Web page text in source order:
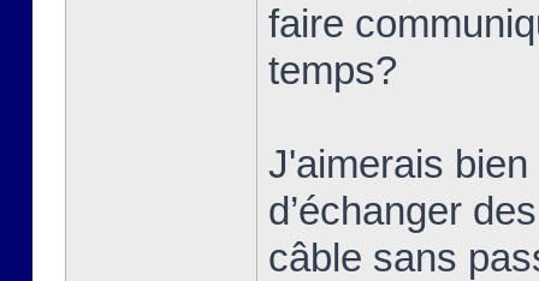
faire
temps?
J'aimerais
d’échanger
câble sans